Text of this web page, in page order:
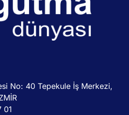
No: 40 Tepekule İş Merkezi,
01